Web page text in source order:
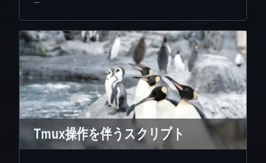
Tmux操作を伴うスクリプト